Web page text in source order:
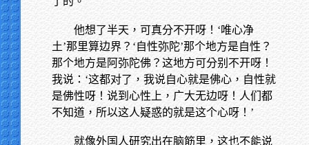
他想了半天，可真分不开呀！‘唯心净
土’那里算边界？‘自性弥陀’那个地方是自性？
那个地方是阿弥陀佛？这地方可分别不开呀！
我说：‘这都对了，我说自心就是佛心，自性就
是佛性呀！说到心性上，广大无边呀！人们都
不知道，所以这人疑惑的就是这个心呀！’
就像外国人研究出在脑筋里，这也不能说